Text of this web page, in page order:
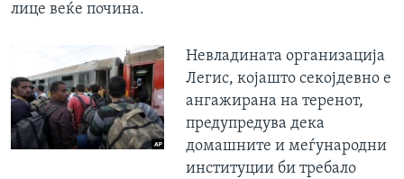
лице веќе почина.
Невладината организација
Легис, којашто секојдевно е
ангажирана на теренот,
предупредува дека
домашните и меѓународни
институции би требало